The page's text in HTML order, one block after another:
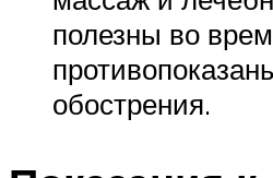
полезны во
обострения.